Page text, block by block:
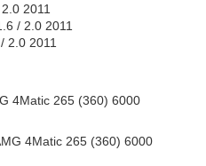
2011
/ 2.0 2011
2.0 2011
4Matic 265 (360) 6000
4Matic 265 (360) 6000